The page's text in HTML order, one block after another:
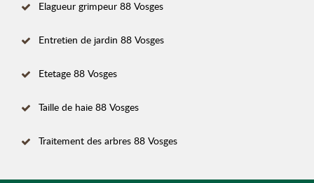
Elagueur grimpeur 88 Vosges
Entretien de jardin 88 Vosges
Etetage 88 Vosges
Taille de haie 88 Vosges
Traitement des arbres 88 Vosges